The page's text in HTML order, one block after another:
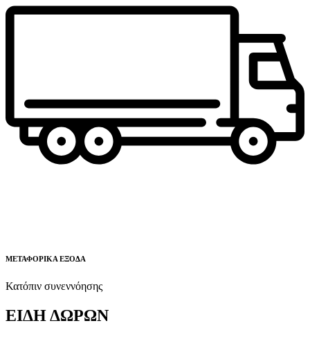
ΜΕΤΑΦΟΡΙΚΑ ΕΞΟΔΑ
Κατόπιν συνεννόησης
ΕΙΔΗ ΔΩΡΩΝ